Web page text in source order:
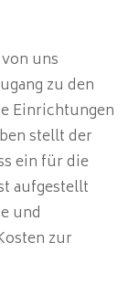
uns
zu den
Einrichtungen
stellt der
ein für die
aufgestellt
und
zur